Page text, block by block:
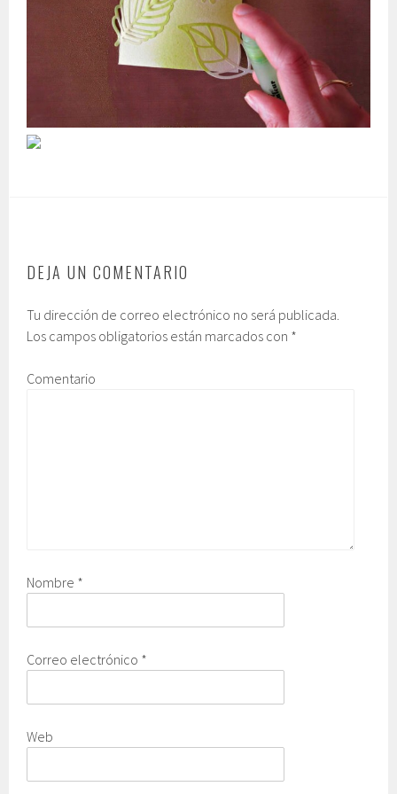
DEJA UN COMENTARIO
Tu dirección de correo electrónico no será publicada.
Los campos obligatorios están marcados con *
Comentario
Nombre *
Correo electrónico *
Web